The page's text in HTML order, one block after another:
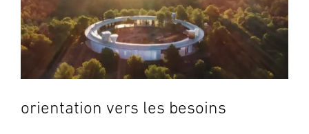
orientation vers les besoins